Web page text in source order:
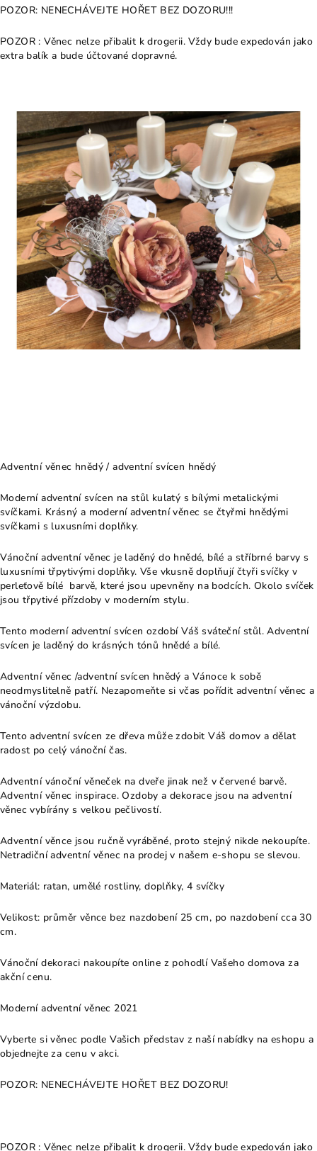
POZOR: NENECHÁVEJTE HOŘET BEZ DOZORU!!!
POZOR : Věnec nelze přibalit k drogerii. Vždy bude expedován jako
extra balík a bude účtované dopravné.
Adventní věnec hnědý / adventní svícen hnědý
Moderní adventní svícen na stůl kulatý s bílými metalickými
svíčkami. Krásný a moderní adventní věnec se čtyřmi hnědými
svíčkami s luxusními doplňky.
Vánoční adventní věnec je laděný do hnědé, bílé a stříbrné barvy s
luxusními třpytivými doplňky. Vše vkusně doplňují čtyři svíčky v
perleťově bílé barvě, které jsou upevněny na bodcích. Okolo svíček
jsou třpytivé přízdoby v moderním stylu.
Tento moderní adventní svícen ozdobí Váš sváteční stůl. Adventní
svícen je laděný do krásných tónů hnědé a bílé.
Adventní věnec /adventní svícen hnědý a Vánoce k sobě
neodmyslitelně patří. Nezapomeňte si včas pořídit adventní věnec a
vánoční výzdobu.
Tento adventní svícen ze dřeva může zdobit Váš domov a dělat
radost po celý vánoční čas.
Adventní vánoční věneček na dveře jinak než v červené barvě.
Adventní věnec inspirace. Ozdoby a dekorace jsou na adventní
věnec vybírány s velkou pečlivostí.
Adventní věnce jsou ručně vyráběné, proto stejný nikde nekoupíte.
Netradiční adventní věnec na prodej v našem e-shopu se slevou.
Materiál: ratan, umělé rostliny, doplňky, 4 svíčky
Velikost: průměr věnce bez nazdobení 25 cm, po nazdobení cca 30
cm.
Vánoční dekoraci nakoupíte online z pohodlí Vašeho domova za
akční cenu.
Moderní adventní věnec 2021
Vyberte si věnec podle Vašich představ z naší nabídky na eshopu a
objednejte za cenu v akci.
POZOR: NENECHÁVEJTE HOŘET BEZ DOZORU!
POZOR : Věnec nelze přibalit k drogerii. Vždy bude expedován jako